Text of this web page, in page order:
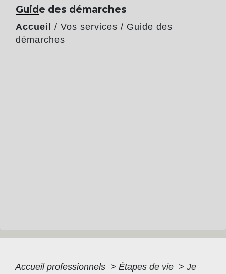
Guide des démarches
Accueil / Vos services / Guide des
démarches
Accueil professionnels > Étapes de vie > Je